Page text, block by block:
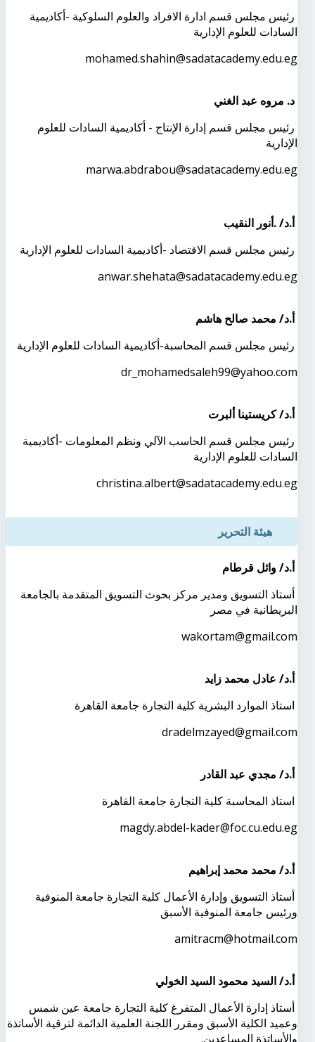
رئيس مجلس قسم ادارة الافراد والعلوم السلوكية -أكاديمية
السادات للعلوم الإدارية
mohamed.shahin@sadatacademy.edu.eg
د. مروه عبد الغني
رئيس مجلس قسم إدارة الإنتاج - أكاديمية السادات للعلوم
الإدارية
marwa.abdrabou@sadatacademy.edu.eg
أ.د/ .أنور النقيب
رئيس مجلس قسم الاقتصاد -أكاديمية السادات للعلوم الإدارية
anwar.shehata@sadatacademy.edu.eg
أ.د/ محمد صالح هاشم
رئيس مجلس قسم المحاسبة-أكاديمية السادات للعلوم الإدارية
dr_mohamedsaleh99@yahoo.com
أ.د/ كريستينا ألبرت
رئيس مجلس قسم الحاسب الآلي ونظم المعلومات -أكاديمية
السادات للعلوم الإدارية
christina.albert@sadatacademy.edu.eg
هيئة التحرير
أ.د/ وائل قرطام
أستاذ التسويق ومدير مركز بحوث التسويق المتقدمة بالجامعة
البريطانية في مصر
wakortam@gmail.com
أ.د/ عادل محمد زايد
استاذ الموارد البشرية كلية التجارة جامعة القاهرة
dradelmzayed@gmail.com
أ.د/ مجدي عبد القادر
استاذ المحاسبة كلية التجارة جامعة القاهرة
magdy.abdel-kader@foc.cu.edu.eg
أ.د/ محمد محمد إبراهيم
أستاذ التسويق وإدارة الأعمال كلية التجارة جامعة المنوفية
ورئيس جامعة المنوفية الأسبق
amitracm@hotmail.com
أ.د/ السيد محمود السيد الخولي
أستاذ إدارة الأعمال المتفرغ كلية التجارة جامعة عين شمس
وعميد الكلية الأسبق ومقرر اللجنة العلمية الدائمة لترقية الأساتذة
والأساتذة المساعدين.